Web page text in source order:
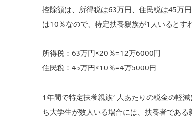
控除額は、所得税は63万円、住民税は45万
は10％なので、特定扶養親族が1人いるとす
所得税：63万円×20％=12万6000円
住民税：45万円×10％=4万5000円
1年間で特定扶養親族1人あたりの税金の軽
ち大学生が数人いる場合には、扶養者である